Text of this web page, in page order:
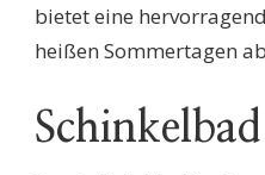
bietet eine
heißen Sommertagen